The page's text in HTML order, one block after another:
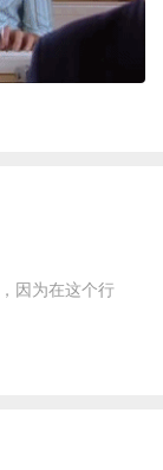
因为在这个行